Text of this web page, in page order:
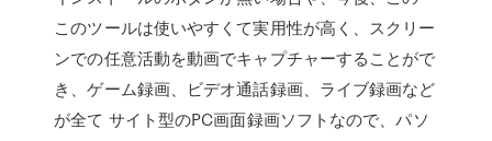
このツールは使いやすくて実用性が高く、スクリー
ンでの任意活動を動画でキャプチャーすることがで
き、ゲーム録画、ビデオ通話録画、ライブ録画など
が全て サイト型のPC画面録画ソフトなので、パソ